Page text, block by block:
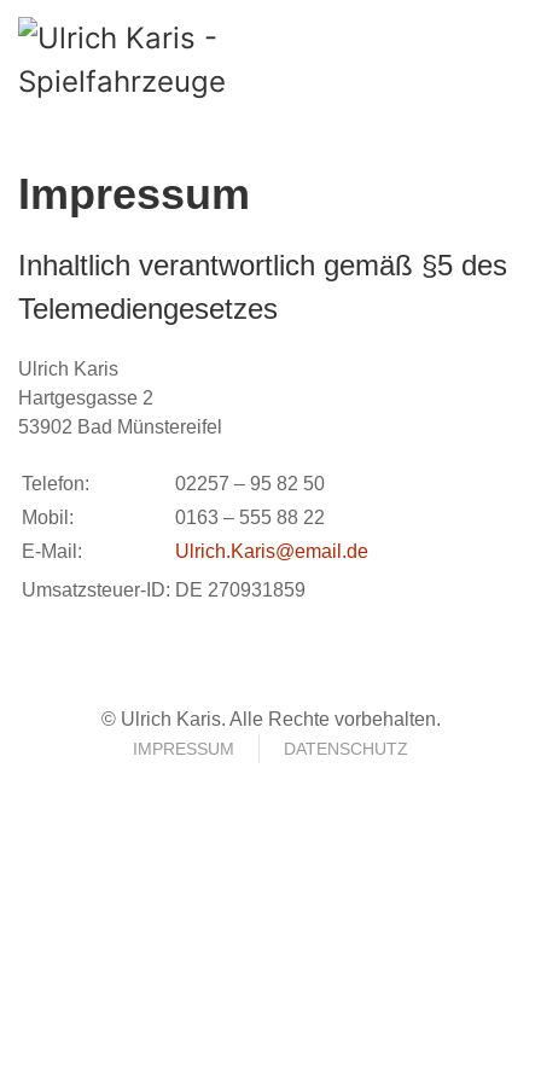
Skip to main content
Impressum
Inhaltlich verantwortlich gemäß §5 des
Telemediengesetzes
Ulrich Karis
Hartgesgasse 2
53902 Bad Münstereifel
Telefon:
02257 – 95 82 50
Mobil:
0163 – 555 88 22
E-Mail:
Ulrich.Karis@email.de
Umsatzsteuer-ID: DE 270931859
© Ulrich Karis. Alle Rechte vorbehalten.
IMPRESSUM DATENSCHUTZ